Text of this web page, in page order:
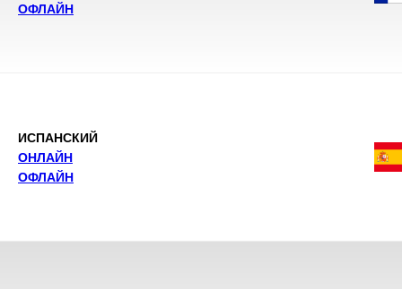
ОФЛАЙН
ИСПАНСКИЙ
ОНЛАЙН
ОФЛАЙН